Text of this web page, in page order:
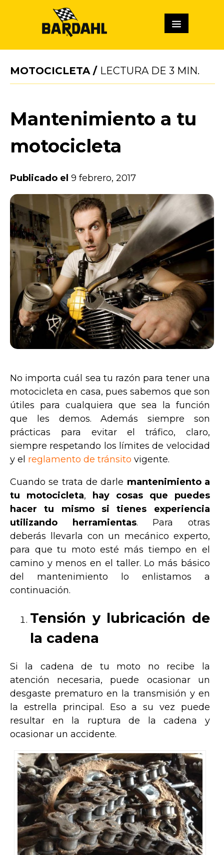
MOTOCICLETA/ LECTURA DE 3 MIN.
Mantenimiento a tu
motocicleta
Publicado el 9 febrero, 2017
No importa cuál sea tu razón para tener una
motocicleta en casa, pues sabemos que son
útiles para cualquiera que sea la función
que les demos. Además siempre son
prácticas para evitar el tráfico, claro,
siempre respetando los límites de velocidad
y el reglamento de tránsito vigente.
Cuando se trata de darle mantenimiento a
tu motocicleta,
hay cosas que puedes
hacer tu mismo si tienes experiencia
utilizando herramientas. Para otras
deberás llevarla con un mecánico experto,
para que tu moto esté más tiempo en el
camino y menos en el taller. Lo más básico
del mantenimiento lo enlistamos a
continuación.
Tensión y lubricación de
la cadena
Si la cadena de tu moto no recibe la
atención necesaria, puede ocasionar un
desgaste prematuro en la transmisión y en
la estrella principal. Eso a su vez puede
resultar en la ruptura de la cadena y
ocasionar un accidente.